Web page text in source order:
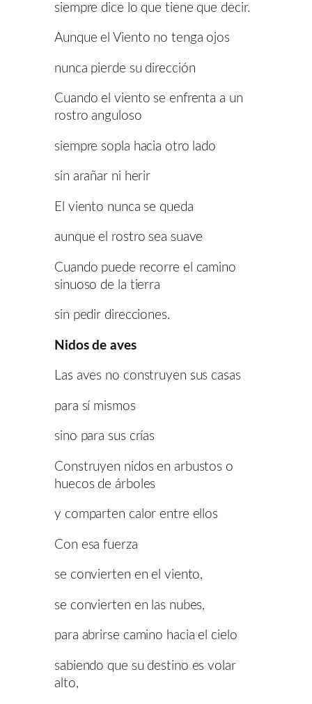
siempre dice lo que tiene que decir.
Aunque el Viento no tenga ojos
nunca pierde su dirección
Cuando el viento se enfrenta a un
rostro anguloso
siempre sopla hacia otro lado
sin arañar ni herir
El viento nunca se queda
aunque el rostro sea suave
Cuando puede recorre el camino
sinuoso de la tierra
sin pedir direcciones.
Nidos de aves
Las aves no construyen sus casas
para sí mismos
sino para sus crías
Construyen nidos en arbustos o
huecos de árboles
y comparten calor entre ellos
Con esa fuerza
se convierten en el viento,
se convierten en las nubes,
para abrirse camino hacia el cielo
sabiendo que su destino es volar
alto,